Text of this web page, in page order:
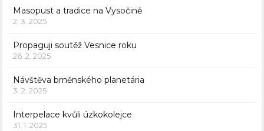
Masopust a tradice na Vysočině
2. 3. 2025
Propaguji soutěž Vesnice roku
26. 2. 2025
Návštěva brněnského planetária
3. 2. 2025
Interpelace kvůli úzkokolejce
31. 1. 2025